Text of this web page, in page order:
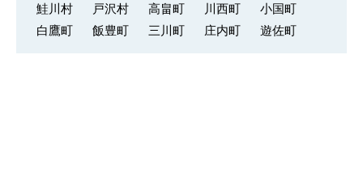
鮭川村
戸沢村 高畠町 川西町
小国町
白鷹町
飯豊町 三川町 庄内町 遊佐町